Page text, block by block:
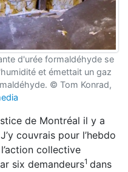
d'urée formaldéhyde se
et émettait un gaz
© Tom Konrad,
de Montréal il y a
couvrais pour l’hebdo
collective
six demandeurs1 dans